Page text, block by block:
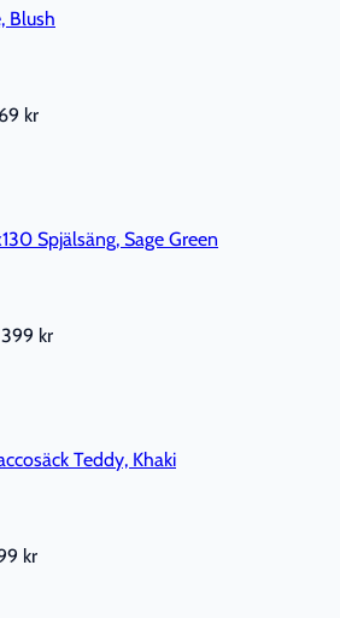
Blush
kr
Spjälsäng, Sage Green
kr
Teddy, Khaki
kr